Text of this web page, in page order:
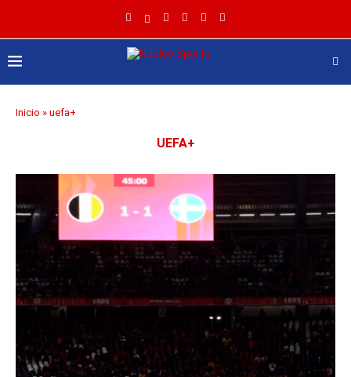
Inicio » uefa+
UEFA+